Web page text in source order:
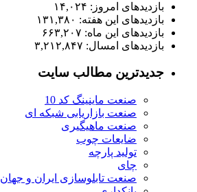
بازدیدهای امروز: ۱۴,۰۲۴
بازدیدهای این هفته: ۱۳۱,۳۸۰
بازدیدهای این ماه: ۶۶۳,۲۰۷
بازدیدهای امسال: ۳,۲۱۲,۸۴۷
جدیدترین مطالب سایت
صنعت ماینینگ کد 10
صنعت بازاریابی شبکه ای
صنعت ماهیگیری
ضایعات چوب
تولید پارچه
چای
صنعت تابلوسازی ایران و جهان